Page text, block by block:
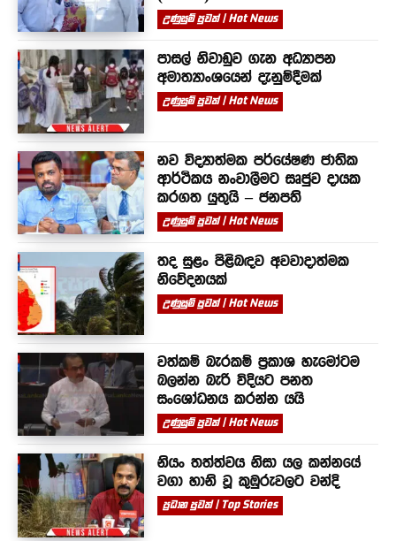
උණුසුම් පුවත් | Hot News
පාසල් නිවාඩුව ගැන අධ්‍යාපන
අමාත්‍යාංශයෙන් දැනුම්දීමක්
උණුසුම් පුවත් | Hot News
නව විද්‍යාත්මක පර්යේෂණ ජාතික
ආර්ථිකය නංවාලීමට සෘජුව දායක
කරගත යුතුයි – ජනපති
උණුසුම් පුවත් | Hot News
තද සුළං පිළිබඳව අවවාදාත්මක
නිවේදනයක්
උණුසුම් පුවත් | Hot News
වත්කම් බැරකම් ප්‍රකාශ හැමෝටම
බලන්න බැරි විදියට පනත
සංශෝධනය කරන්න යයි
උණුසුම් පුවත් | Hot News
නියං තත්ත්වය නිසා යල කන්නයේ
වගා හානි වූ කුඹුරුවලට වන්දි
ප්‍රධාන පුවත් | Top Stories